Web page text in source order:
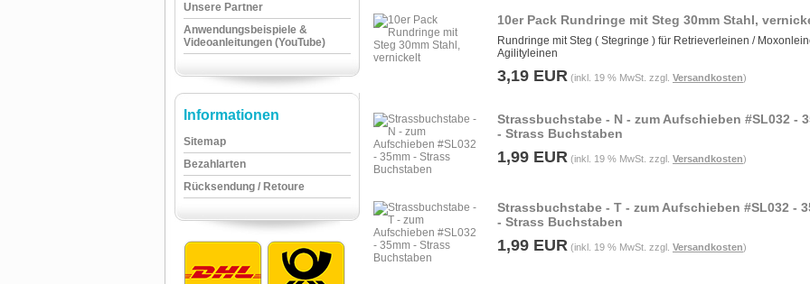
Unsere Partner
Anwendungsbeispiele &
Videoanleitungen (YouTube)
Informationen
Sitemap
Bezahlarten
Rücksendung / Retoure
10er Pack Rundringe mit Steg 30mm Stahl,
Rundringe mit Steg ( Stegringe ) für Retrieverleinen /
Agilityleinen
3,19 EUR (inkl. 19 % MwSt. zzgl. Versandkosten)
Strassbuchstabe - N - zum Aufschieben #SL032 -
- Strass Buchstaben
1,99 EUR (inkl. 19 % MwSt. zzgl. Versandkosten)
Strassbuchstabe - T - zum Aufschieben #SL032 -
- Strass Buchstaben
1,99 EUR (inkl. 19 % MwSt. zzgl. Versandkosten)